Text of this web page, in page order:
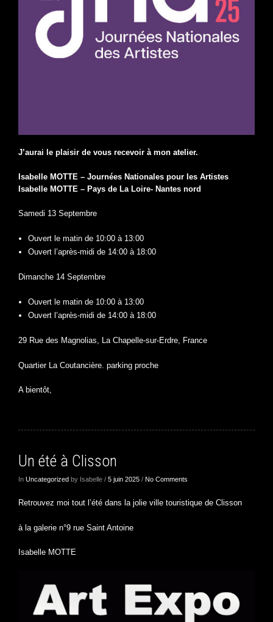
J’aurai le plaisir de vous recevoir à mon atelier.
Isabelle MOTTE – Journées Nationales pour les Artistes
Isabelle MOTTE – Pays de La Loire- Nantes nord
Samedi 13 Septembre
Ouvert le matin de 10:00 à 13:00
Ouvert l’après-midi de 14:00 à 18:00
Dimanche 14 Septembre
Ouvert le matin de 10:00 à 13:00
Ouvert l’après-midi de 14:00 à 18:00
29 Rue des Magnolias, La Chapelle-sur-Erdre, France
Quartier La Coutancière. parking proche
A bientôt,
Un été à Clisson
In Uncategorized by Isabelle / 5 juin 2025 / No Comments
Retrouvez moi tout l’été dans la jolie ville touristique de Clisson
à la galerie n°9 rue Saint Antoine
Isabelle MOTTE